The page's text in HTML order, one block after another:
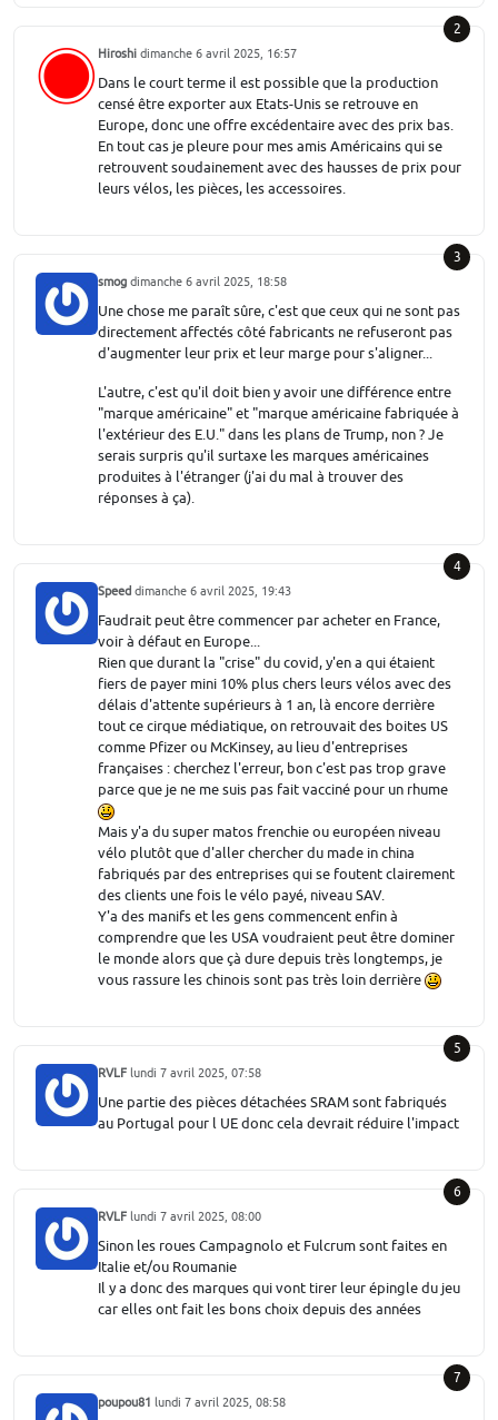
2
Hiroshi dimanche 6 avril 2025, 16:57
Dans le court terme il est possible que la production
censé être exporter aux Etats-Unis se retrouve en
Europe, donc une offre excédentaire avec des prix bas.
En tout cas je pleure pour mes amis Américains qui se
retrouvent soudainement avec des hausses de prix pour
leurs vélos, les pièces, les accessoires.
3
smog dimanche 6 avril 2025, 18:58
Une chose me paraît sûre, c'est que ceux qui ne sont pas
directement affectés côté fabricants ne refuseront pas
d'augmenter leur prix et leur marge pour s'aligner...
L'autre, c'est qu'il doit bien y avoir une différence entre
"marque américaine" et "marque américaine fabriquée à
l'extérieur des E.U." dans les plans de Trump, non ? Je
serais surpris qu'il surtaxe les marques américaines
produites à l'étranger (j'ai du mal à trouver des
réponses à ça).
4
Speed dimanche 6 avril 2025, 19:43
Faudrait peut être commencer par acheter en France,
voir à défaut en Europe...
Rien que durant la "crise" du covid, y'en a qui étaient
fiers de payer mini 10% plus chers leurs vélos avec des
délais d'attente supérieurs à 1 an, là encore derrière
tout ce cirque médiatique, on retrouvait des boites US
comme Pfizer ou McKinsey, au lieu d'entreprises
françaises : cherchez l'erreur, bon c'est pas trop grave
parce que je ne me suis pas fait vacciné pour un rhume
Mais y'a du super matos frenchie ou européen niveau
vélo plutôt que d'aller chercher du made in china
fabriqués par des entreprises qui se foutent clairement
des clients une fois le vélo payé, niveau SAV.
Y'a des manifs et les gens commencent enfin à
comprendre que les USA voudraient peut être dominer
le monde alors que çà dure depuis très longtemps, je
vous rassure les chinois sont pas très loin derrière
5
RVLF lundi 7 avril 2025, 07:58
Une partie des pièces détachées SRAM sont fabriqués
au Portugal pour l UE donc cela devrait réduire l'impact
6
RVLF lundi 7 avril 2025, 08:00
Sinon les roues Campagnolo et Fulcrum sont faites en
Italie et/ou Roumanie
Il y a donc des marques qui vont tirer leur épingle du jeu
car elles ont fait les bons choix depuis des années
7
poupou81 lundi 7 avril 2025, 08:58